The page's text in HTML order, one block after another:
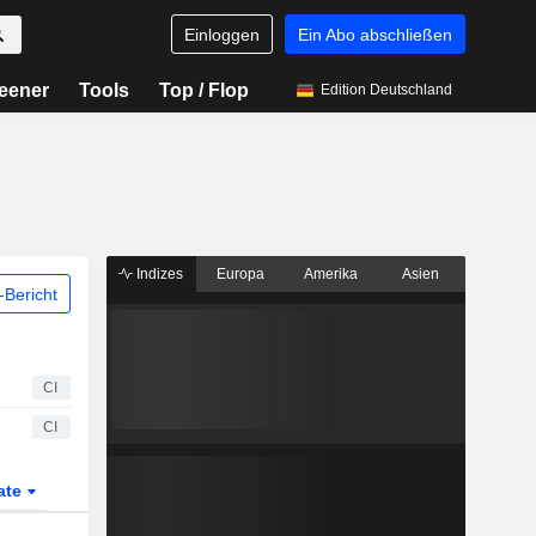
Einloggen Ein Abo abschließen
Tools Top / Flop Edition Deutschland
Bericht
CI
CI
Indizes Europa Amerika Asien